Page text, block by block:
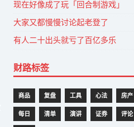
现在好像成了玩「回合制游戏」
大家又都慢慢讨论起老登了
有人二十出头就亏了百亿多乐
财路标签
商品 复盘 工具 心法 房产
每日 清单 演讲 证券 评论